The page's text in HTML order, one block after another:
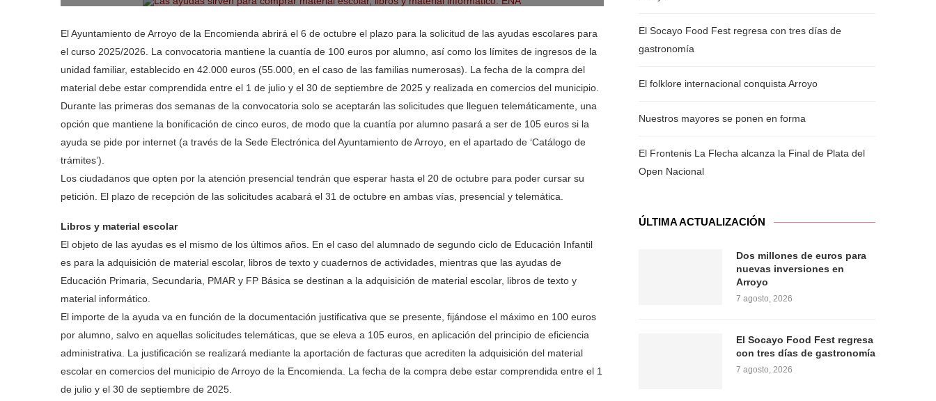
El Ayuntamiento de Arroyo de la Encomienda abrirá el 6 de octubre el plazo para la solicitud de las ayudas escolares para
el curso 2025/2026. La convocatoria mantiene la cuantía de 100 euros por alumno, así como los límites de ingresos de la
unidad familiar, establecido en 42.000 euros (55.000, en el caso de las familias numerosas). La fecha de la compra del
material debe estar comprendida entre el 1 de julio y el 30 de septiembre de 2025 y realizada en comercios del municipio.
Durante las primeras dos semanas de la convocatoria solo se aceptarán las solicitudes que lleguen telemáticamente, una
opción que mantiene la bonificación de cinco euros, de modo que la cuantía por alumno pasará a ser de 105 euros si la
ayuda se pide por internet (a través de la Sede Electrónica del Ayuntamiento de Arroyo, en el apartado de ‘Catálogo de
trámites’).
Los ciudadanos que opten por la atención presencial tendrán que esperar hasta el 20 de octubre para poder cursar su
petición. El plazo de recepción de las solicitudes acabará el 31 de octubre en ambas vías, presencial y telemática.
Libros y material escolar
El objeto de las ayudas es el mismo de los últimos años. En el caso del alumnado de segundo ciclo de Educación Infantil
es para la adquisición de material escolar, libros de texto y cuadernos de actividades, mientras que las ayudas de
Educación Primaria, Secundaria, PMAR y FP Básica se destinan a la adquisición de material escolar, libros de texto y
material informático.
El importe de la ayuda va en función de la documentación justificativa que se presente, fijándose el máximo en 100 euros
por alumno, salvo en aquellas solicitudes telemáticas, que se eleva a 105 euros, en aplicación del principio de eficiencia
administrativa. La justificación se realizará mediante la aportación de facturas que acrediten la adquisición del material
escolar en comercios del municipio de Arroyo de la Encomienda. La fecha de la compra debe estar comprendida entre el 1
de julio y el 30 de septiembre de 2025.
El Socayo Food Fest regresa con tres días de
gastronomía
El folklore internacional conquista Arroyo
Nuestros mayores se ponen en forma
El Frontenis La Flecha alcanza la Final de Plata del
Open Nacional
ÚLTIMA ACTUALIZACIÓN
Dos millones de euros para
nuevas inversiones en
Arroyo
7 agosto, 2026
El Socayo Food Fest regresa
con tres días de gastronomía
7 agosto, 2026